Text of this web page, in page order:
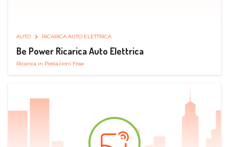
AUTO RICARICA AUTO ELETTRICA
Be Power Ricarica Auto Elettrica
Ricarica in Postazioni Fisse